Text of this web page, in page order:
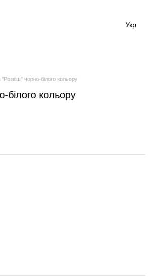
Укр
"Розкіш" чорно-білого кольору
білого кольору